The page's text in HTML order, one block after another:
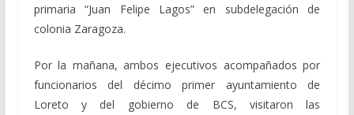
primaria “Juan Felipe Lagos” en subdelegación de
colonia Zaragoza.
Por la mañana, ambos ejecutivos acompañados por
funcionarios del décimo primer ayuntamiento de
Loreto y del gobierno de BCS, visitaron las